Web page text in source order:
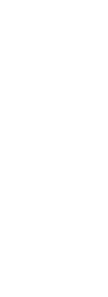
สิทธิ